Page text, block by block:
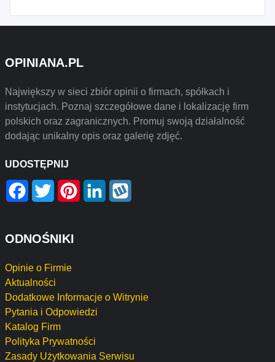
OPINIANA.PL
Największy w sieci zbiór opinii o firmach, spółkach i
instytucjach. Poznaj szczegółowe dane i lokalizację firm
polskich oraz zagranicznych. Promuj swoją działalność
dodając unikalny opis oraz galerię zdjęć.
UDOSTĘPNIJ
Facebook
Twitter PinterestLinkedIn
ODNOŚNIKI
Opinie o Firmie
Aktualności
Dodatkowe Informacje o Witrynie
Pytania i Odpowiedzi
Katalog Firm
Polityka Prywatności
Zasady Użytkowania Serwisu